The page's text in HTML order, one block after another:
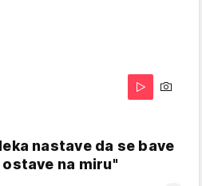
nastave da se bave
ostave na miru"